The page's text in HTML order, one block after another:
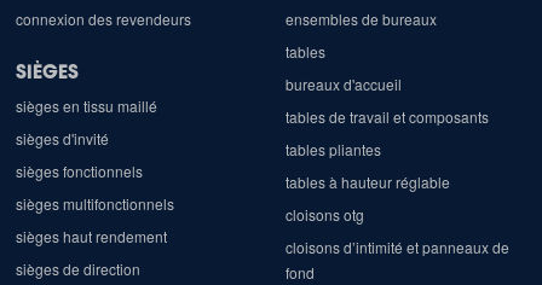
connexion des revendeurs
SIÈGES
sièges en tissu maillé
sièges d'invité
sièges fonctionnels
sièges multifonctionnels
sièges haut rendement
sièges de direction
ensembles de bureaux
tables
bureaux d'accueil
tables de travail et composants
tables pliantes
tables à hauteur réglable
cloisons otg
cloisons d’intimité et panneaux de
fond